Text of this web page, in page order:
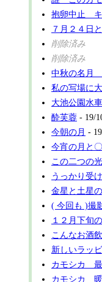
抱卵中止 キ
７月２４日
削除済み
削除済み
中秋の名月
私の写場に
大池公園水
酔芙蓉 - 19/
今朝の月 -
今宵の月と
この二つの
うっかり受
金星と土星
( 今回も )撮
１２月下旬
こんなお酒
新しいラッ
カモシカ
カモシカ